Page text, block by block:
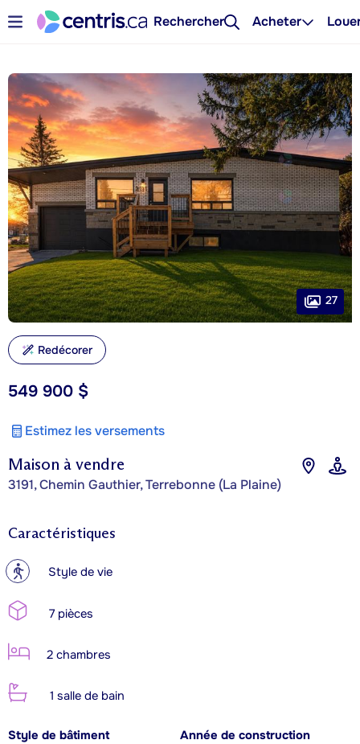
Rechercher Acheter
Maison à vendre
3191, Chemin Gauthier, Terrebonne (La Plaine)
549 900 $
Estimez les versements
27
Redécorer
Caractéristiques
? Style de vie
7 pièces
2 chambres
1 salle de bain
Style de bâtiment
Année de construction